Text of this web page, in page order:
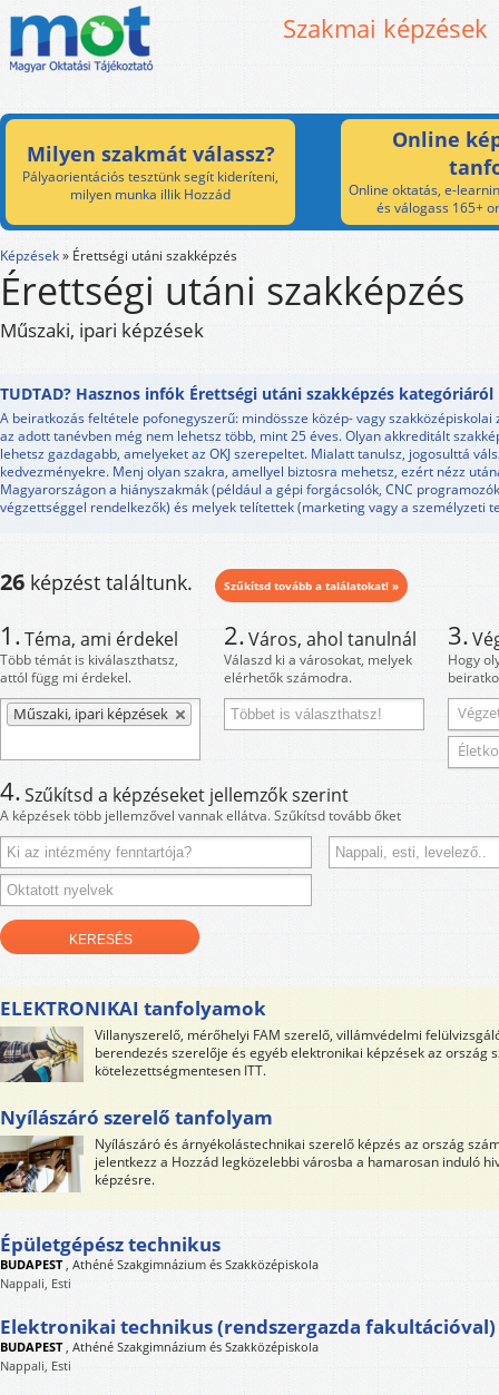
Szakmai képzések
Milyen szakmát válassz?
Pályaorientációs tesztünk segít kideríteni,
milyen munka illik Hozzád
Online
Online oktatás, e-
és válogass 165+
Képzések» Érettségi utáni szakképzés
Érettségi utáni szakképzés
Műszaki, ipari képzések
TUDTAD? Hasznos infók Érettségi utáni szakképzés kategóriáról
A beiratkozás feltétele pofonegyszerű: mindössze közép- vagy szakközépiskolai
az adott tanévben még nem lehetsz több, mint 25 éves. Olyan akkreditált
lehetsz gazdagabb, amelyeket az OKJ szerepeltet. Mialatt tanulsz, jogosulttá
kedvezményekre. Menj olyan szakra, amellyel biztosra mehetsz, ezért nézz
Magyarországon a hiányszakmák (például a gépi forgácsolók, CNC
végzettséggel rendelkezők) és melyek telítettek (marketing vagy a személyzeti
26 képzést találtunk. Szűkítsd tovább a találatokat! »
1.Téma, ami érdekel
Több témát is kiválaszthatsz,
attól függ mi érdekel.
Műszaki, ipari képzések
2.Város, ahol tanulnál
Válaszd ki a városokat, melyek
elérhetők számodra.
3.
Hogy
4.Szűkítsd a képzéseket jellemzők szerint
A képzések több jellemzővel vannak ellátva. Szűkítsd tovább őket
ELEKTRONIKAI tanfolyamok
Villanyszerelő, mérőhelyi FAM szerelő, villámvédelmi
berendezés szerelője és egyéb elektronikai képzések az ország
kötelezettségmentesen ITT.
Nyílászáró szerelő tanfolyam
Nyílászáró és árnyékolástechnikai szerelő képzés az ország
jelentkezz a Hozzád legközelebbi városba a hamarosan induló
képzésre.
Épületgépész technikus
BUDAPEST, Athéné Szakgimnázium és Szakközépiskola
Nappali, Esti
Elektronikai technikus (rendszergazda fakultációval)
BUDAPEST, Athéné Szakgimnázium és Szakközépiskola
Nappali, Esti